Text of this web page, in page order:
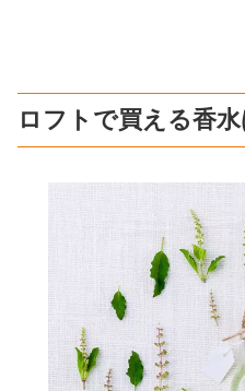
ロフトで買える香